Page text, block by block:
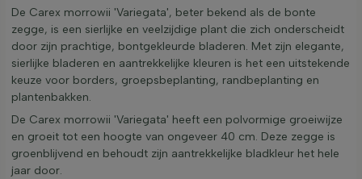
De Carex morrowii 'Variegata', beter bekend als de bonte
zegge, is een sierlijke en veelzijdige plant die zich onderscheidt
door zijn prachtige, bontgekleurde bladeren. Met zijn elegante,
sierlijke bladeren en aantrekkelijke kleuren is het een uitstekende
keuze voor borders, groepsbeplanting, randbeplanting en
plantenbakken.
De Carex morrowii 'Variegata' heeft een polvormige groeiwijze
en groeit tot een hoogte van ongeveer 40 cm. Deze zegge is
groenblijvend en behoudt zijn aantrekkelijke bladkleur het hele
jaar door.